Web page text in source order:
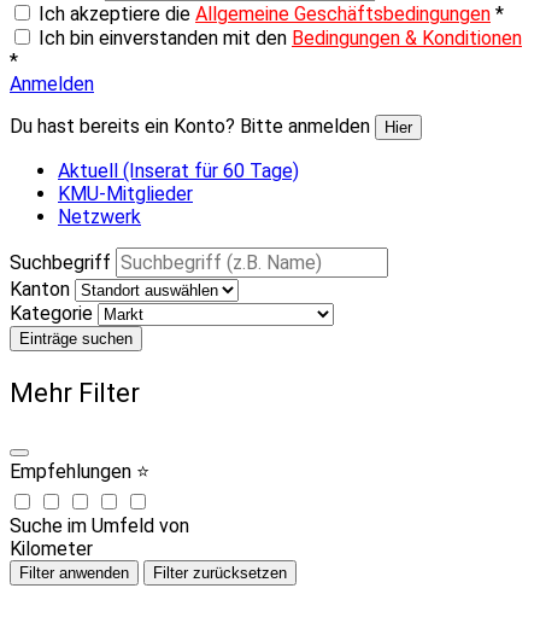
Ich akzeptiere die Allgemeine Geschäftsbedingungen *
Ich bin einverstanden mit den Bedingungen & Konditionen
*
Anmelden
Du hast bereits ein Konto? Bitte anmelden
Hier
Aktuell (Inserat für 60 Tage)
KMU-Mitglieder
Netzwerk
Suchbegriff
Kanton
Kategorie
Einträge suchen
Mehr Filter
Empfehlungen ⭐
Suche im Umfeld von
Kilometer
Filter anwenden Filter zurücksetzen